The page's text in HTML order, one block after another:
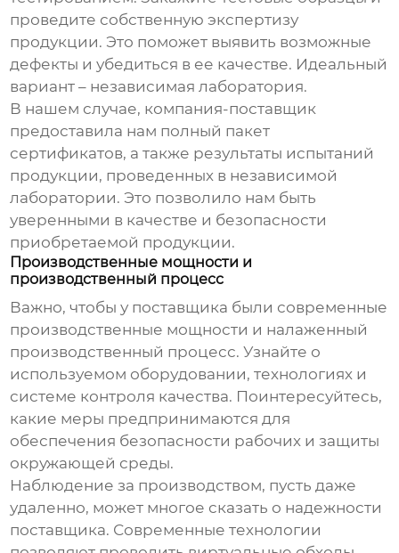
проведите собственную экспертизу
продукции. Это поможет выявить возможные
дефекты и убедиться в ее качестве. Идеальный
вариант – независимая лаборатория.
В нашем случае, компания-поставщик
предоставила нам полный пакет
сертификатов, а также результаты испытаний
продукции, проведенных в независимой
лаборатории. Это позволило нам быть
уверенными в качестве и безопасности
приобретаемой продукции.
Производственные мощности и
производственный процесс
Важно, чтобы у поставщика были современные
производственные мощности и налаженный
производственный процесс. Узнайте о
используемом оборудовании, технологиях и
системе контроля качества. Поинтересуйтесь,
какие меры предпринимаются для
обеспечения безопасности рабочих и защиты
окружающей среды.
Наблюдение за производством, пусть даже
удаленно, может многое сказать о надежности
поставщика. Современные технологии